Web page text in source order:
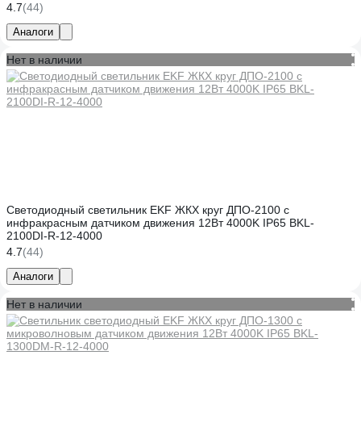
4.7(44)
Аналоги
Нет в наличии
Светодиодный светильник EKF ЖКХ круг ДПО-2100 с
инфракрасным датчиком движения 12Вт 4000K IP65 BKL-
2100DI-R-12-4000
4.7(44)
Аналоги
Нет в наличии